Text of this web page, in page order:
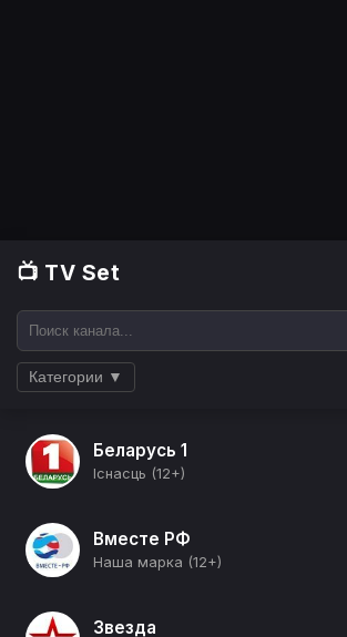
📺 TV Set
Категории ▼
Беларусь 1
Існасць (12+)
Вместе РФ
Наша марка (12+)
Звезда